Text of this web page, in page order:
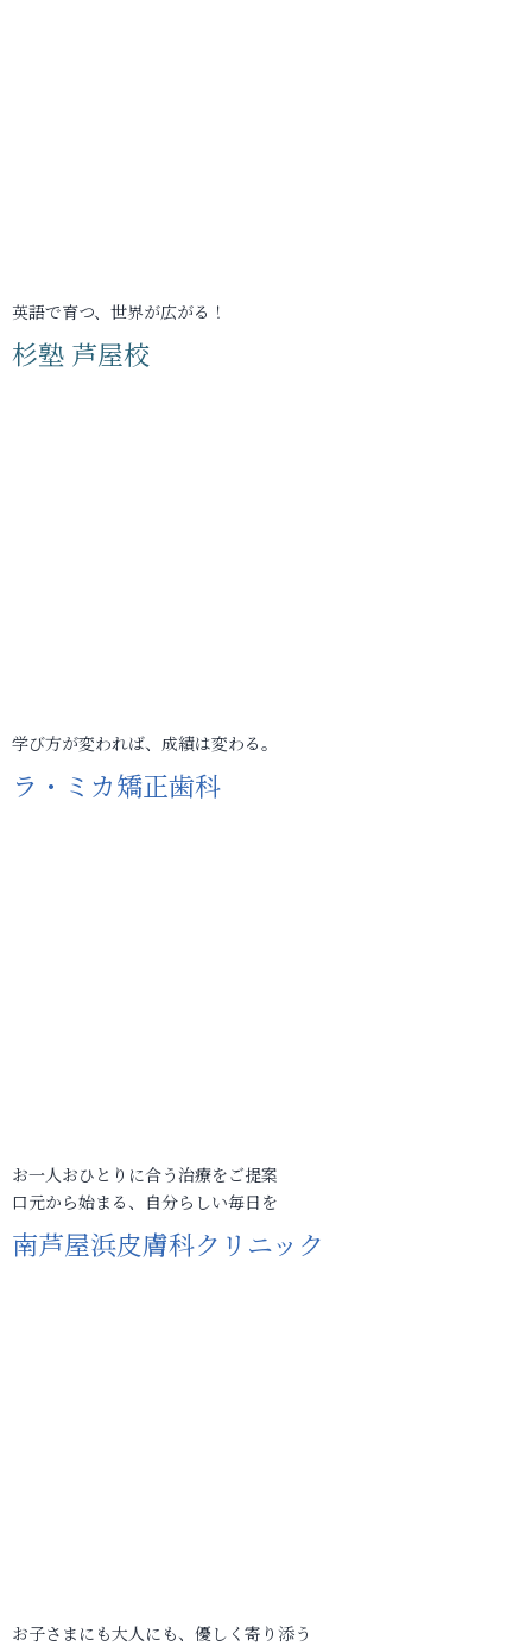
英語で育つ、世界が広がる！
杉塾 芦屋校
学び方が変われば、成績は変わる。
ラ・ミカ矯正歯科
お一人おひとりに合う治療をご提案
口元から始まる、自分らしい毎日を
南芦屋浜皮膚科クリニック
お子さまにも大人にも、優しく寄り添う